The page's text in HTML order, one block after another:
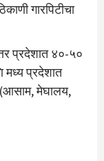
गारपिटीचा
प्रदेशात ४०-५०
मध्य प्रदेशात
(आसाम, मेघालय,